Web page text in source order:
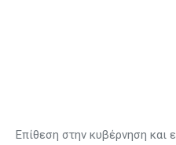
Επίθεση στην κυβέρνηση και